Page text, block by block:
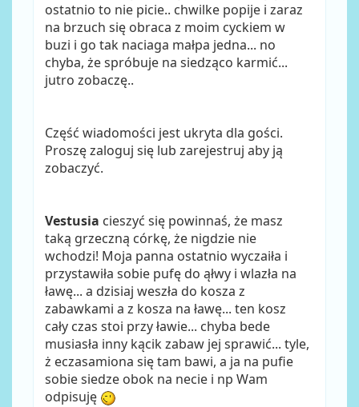
ostatnio to nie picie.. chwilke popije i zaraz
na brzuch się obraca z moim cyckiem w
buzi i go tak naciaga małpa jedna... no
chyba, że spróbuje na siedząco karmić...
jutro zobaczę..
Część wiadomości jest ukryta dla gości.
Proszę zaloguj się lub zarejestruj aby ją
zobaczyć.
Vestusia cieszyć się powinnaś, że masz
taką grzeczną córkę, że nigdzie nie
wchodzi! Moja panna ostatnio wyczaiła i
przystawiła sobie pufę do ąłwy i wlazła na
ławę... a dzisiaj weszła do kosza z
zabawkami a z kosza na ławę... ten kosz
cały czas stoi przy ławie... chyba bede
musiasła inny kącik zabaw jej sprawić... tyle,
ż eczasamiona się tam bawi, a ja na pufie
sobie siedze obok na necie i np Wam
odpisuję